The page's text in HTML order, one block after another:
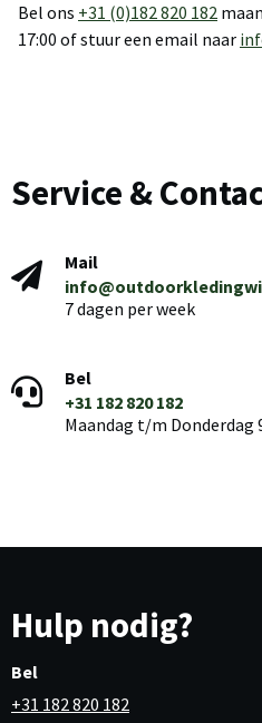
Bel ons +31 (0)182 820 182
17:00 of stuur een email naar
Service &
Mail
7 dagen per week
Bel
+31 182 820 182
Maandag t/m Donderdag
Hulp nodig?
Bel
+31 182 820 182